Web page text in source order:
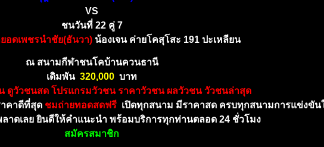
VS
ชนวันที่ 22 คู่ 7
อดเพชรนำชัย(ธันวา) น้องเจน ค่ายโคสุโสะ 191 ปะเหลียน
ณ สนามกีฬาชนโคบ้านควนธานี
เดิมพัน 320,000 บาท
ดูวัวชนสด โปรแกรมวัวชน ราคาวัวชน ผลวัวชน วัวชนล่าสุด
คาดีที่สุด ชมถ่ายทอดสดฟรี เปิดทุกสนาม มีราคาสด ครบทุกสนามการแข่งขัน
ลาดเลย ยินดีให้คำแนะนำ พร้อมบริการทุกท่านตลอด 24 ชั่วโมง
สมัครสมาชิก